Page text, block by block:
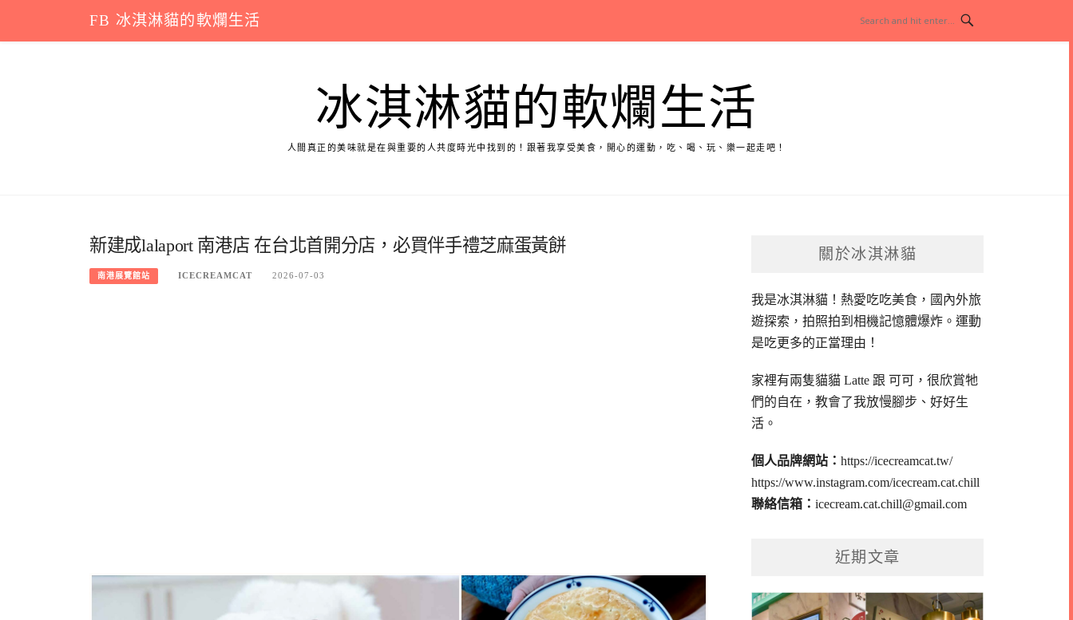
content
FB 冰淇淋貓的軟爛生活
冰淇淋貓的軟爛生活
人間真正的美味就是在與重要的人共度時光中找到的！跟著我享受美食，開心的運動，吃、喝、玩、樂一起走吧！
新建成lalaport 南港店 在台北首開分店，必買伴手禮芝麻蛋黃餅
南港展覽館站 ICECREAMCAT 2026-07-03
關於冰淇淋貓
我是冰淇淋貓！ 熱愛吃吃美食，國內外旅
遊探索，拍照拍到相機記憶體爆炸。運動
是吃更多的正當理由！
家裡有兩隻貓貓 Latte 跟 可可，很欣賞牠
們的自在，教會了我放慢腳步、好好生
活。
個人品牌網站：https://icecreamcat.tw/
https://www.instagram.com/icecream.cat.chill
聯絡信箱：icecream.cat.chill@gmail.com
近期文章